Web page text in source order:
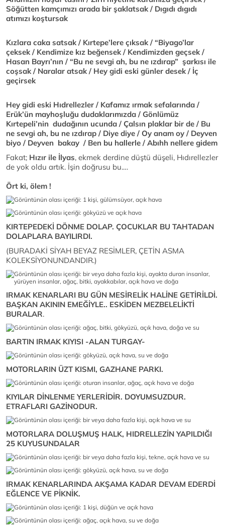
Söğütten kamçımızı arada bir şaklatsak / Dıgıdı dıgıdı
atımızı koştursak
Kızlara caka satsak / Kırtepe’lere çıksak / “Biyago’lar
çeksek / Kendimize kız beğensek / Kendimizden geçsek /
Hasan Bayrı’nın / “Bu ne sevgi ah, bu ne ızdırap” şarkısı ile
coşsak / Naralar atsak / Hey gidi eski günler desek / İç
geçirsek
Hey gidi eski Hıdrellezler / Kafamız ırmak sefalarında /
Erük’ün mayhoşluğu dudaklarımızda / Gönlümüz
Kırtepeli’nin dudağının ucunda / Çalsın plaklar bir de / Bu
ne sevgi ah, bu ne ızdırap / Diye diye / Oy anam oy / Deyven
biyo / Deyven bakay / Ben bu hallerle / Abıhh nellere gidem
Fakat; Hızır ile İlyas, ekmek derdine düştü düşeli, Hıdırellezler
de yok oldu artık. İşin doğrusu bu.…
Ört ki, ölem !
KIRTEPEDEKİ DÖNME DOLAP. ÇOCUKLAR BU TAHTADAN
DOLAPLARA BAYILIRDI.
(BURADAKİ SİYAH BEYAZ RESİMLER, ÇETİN ASMA
KOLEKSİYONUNDANDIR.)
IRMAK KENARLARI BU GÜN MESİRELİK HALİNE GETİRİLDİ.
BAŞKAN AKININ EMEĞİYLE.. ESKİDEN MEZBELELİKTİ
BURALAR.
BARTIN IRMAK KIYISI -ALAN TURGAY-
MOTORLARIN ÜZT KISMI, GAZHANE PARKI.
KIYILAR DİNLENME YERLERİDİR. DOYUMSUZDUR.
ETRAFLARI GAZİNODUR.
MOTORLARA DOLUŞMUŞ HALK, HIDRELLEZİN YAPILDIĞI
25 KUYUSUNDALAR
IRMAK KENARLARINDA AKŞAMA KADAR DEVAM EDERDİ
EĞLENCE VE PİKNİK.